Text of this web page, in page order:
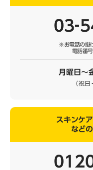
※お電話の掛
電話番号
月曜日～
（祝
スキンケア
など